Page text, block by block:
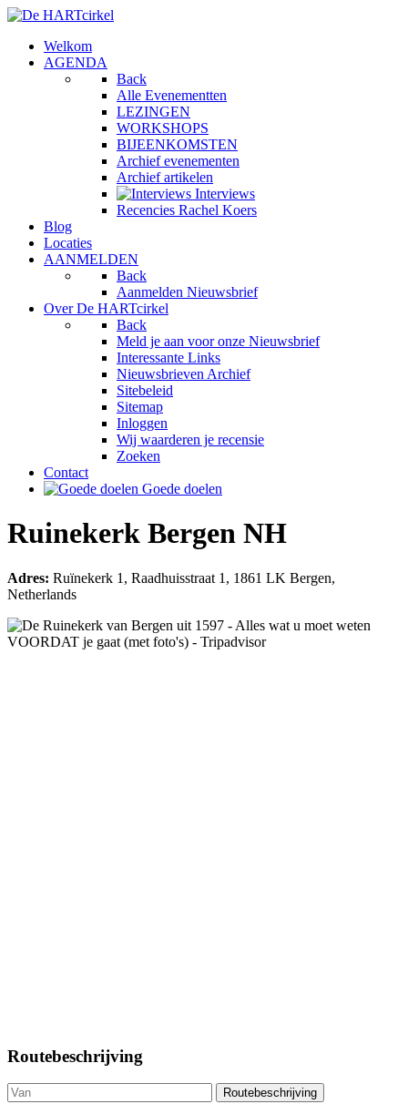
Welkom
AGENDA
Back
Alle Evenementten
LEZINGEN
WORKSHOPS
BIJEENKOMSTEN
Archief evenementen
Archief artikelen
Interviews
Recencies Rachel Koers
Blog
Locaties
AANMELDEN
Back
Aanmelden Nieuwsbrief
Over De HARTcirkel
Back
Meld je aan voor onze Nieuwsbrief
Interessante Links
Nieuwsbrieven Archief
Sitebeleid
Sitemap
Inloggen
Wij waarderen je recensie
Zoeken
Contact
Goede doelen
Ruinekerk Bergen NH
Adres: Ruïnekerk 1, Raadhuisstraat 1, 1861 LK Bergen,
Netherlands
Routebeschrijving
Routebeschrijving